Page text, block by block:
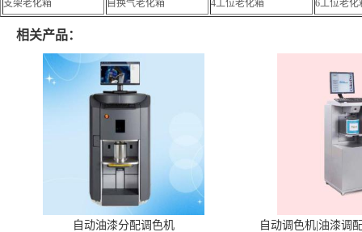
支架老化箱 自换气老化箱 4工位老化箱 6工位老化
相关产品：
自动油漆分配调色机 自动调色机|油漆调